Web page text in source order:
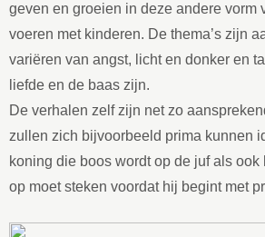
geven en groeien in deze andere vorm
voeren met kinderen. De thema’s zijn
variëren van angst, licht en donker en
liefde en de baas zijn.
De verhalen zelf zijn net zo
zullen zich bijvoorbeeld prima kunnen
koning die boos wordt op de juf als
op moet steken voordat hij begint met